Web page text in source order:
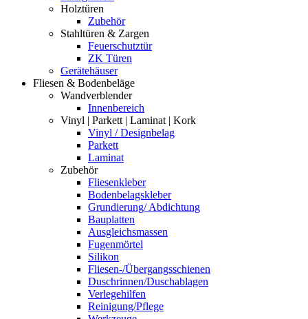
Holztüren
Zubehör
Stahltüren & Zargen
Feuerschutztür
ZK Türen
Gerätehäuser
Fliesen & Bodenbeläge
Wandverblender
Innenbereich
Vinyl | Parkett | Laminat | Kork
Vinyl / Designbelag
Parkett
Laminat
Zubehör
Fliesenkleber
Bodenbelagskleber
Grundierung/ Abdichtung
Bauplatten
Ausgleichsmassen
Fugenmörtel
Silikon
Fliesen-/Übergangsschienen
Duschrinnen/Duschablagen
Verlegehilfen
Reinigung/Pflege